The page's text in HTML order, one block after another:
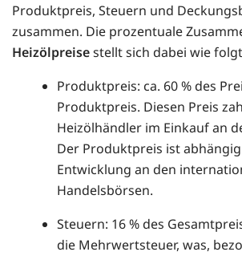
Produktpreis, Steuern und
zusammen. Die prozentuale
Heizölpreisestellt sich dabei wie
Produktpreis: ca. 60 % des
Produktpreis. Diesen Preis
Heizölhändler im Einkauf an
Der Produktpreis ist
Entwicklung an den
Handelsbörsen.
Steuern: 16 % des
die Mehrwertsteuer, was,